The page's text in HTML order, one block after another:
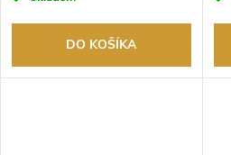
DO KOŠÍKA